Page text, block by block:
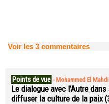
Voir les 3 commentaires
Points de vue - Mohammed El
Le dialogue avec l’Autre
diffuser la culture de la paix